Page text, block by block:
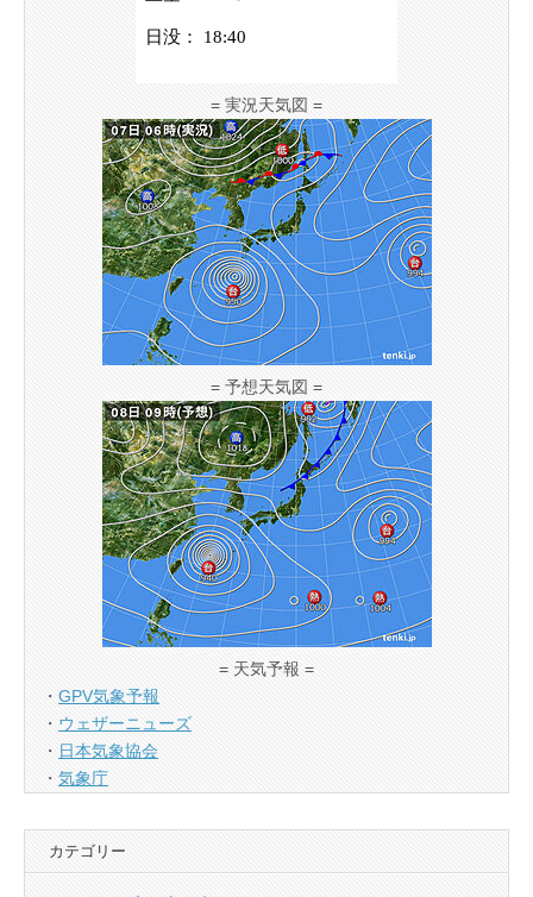
= 実況天気図 =
= 予想天気図 =
= 天気予報 =
・ GPV気象予報
・ ウェザーニューズ
・ 日本気象協会
・ 気象庁
カテゴリー